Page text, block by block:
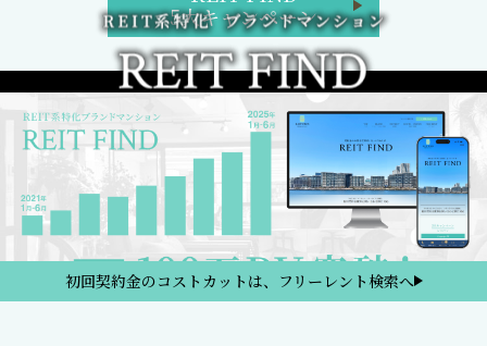
5大キャンペーン
初回契約金のコストカットは、フリーレント検索へ